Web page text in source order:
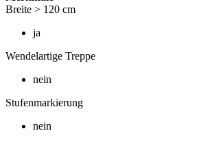
Breite > 120 cm
ja
Wendelartige Treppe
nein
Stufenmarkierung
nein